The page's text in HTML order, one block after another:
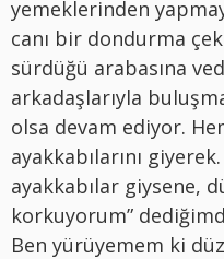
yemeklerinden
canı bir dondurma
sürdüğü arabasına
arkadaşlarıyla
olsa devam ediyor.
ayakkabılarını
ayakkabılar giysene,
korkuyorum”
Ben yürüyemem ki